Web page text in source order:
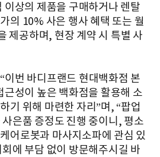
이상의 제품을 구매하거나 렌탈
의 10% 사은 행사 혜택 또는 월
제공하며, 현장 계약 시 특별 사
이번 바디프랜드 현대백화점 본
근성이 높은 백화점을 활용해 소
기 위해 마련한 자리”며, “팝업
은품 증정도 진행 중이니, 평소
어로봇과 마사지소파에 관심 있
에 부담 없이 방문해주시길 바